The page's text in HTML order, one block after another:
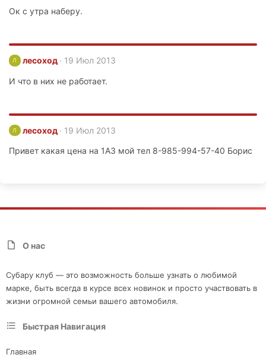
Ок с утра наберу.
Л лесоход 19 Июл 2013
И что в них не работает.
Л лесоход 19 Июл 2013
Привет какая цена на 1А3 мой тел 8-985-994-57-40 Борис
О нас
Субару клуб — это возможность больше узнать о любимой
марке, быть всегда в курсе всех новинок и просто участвовать в
жизни огромной семьи вашего автомобиля.
Быстрая Навигация
Главная